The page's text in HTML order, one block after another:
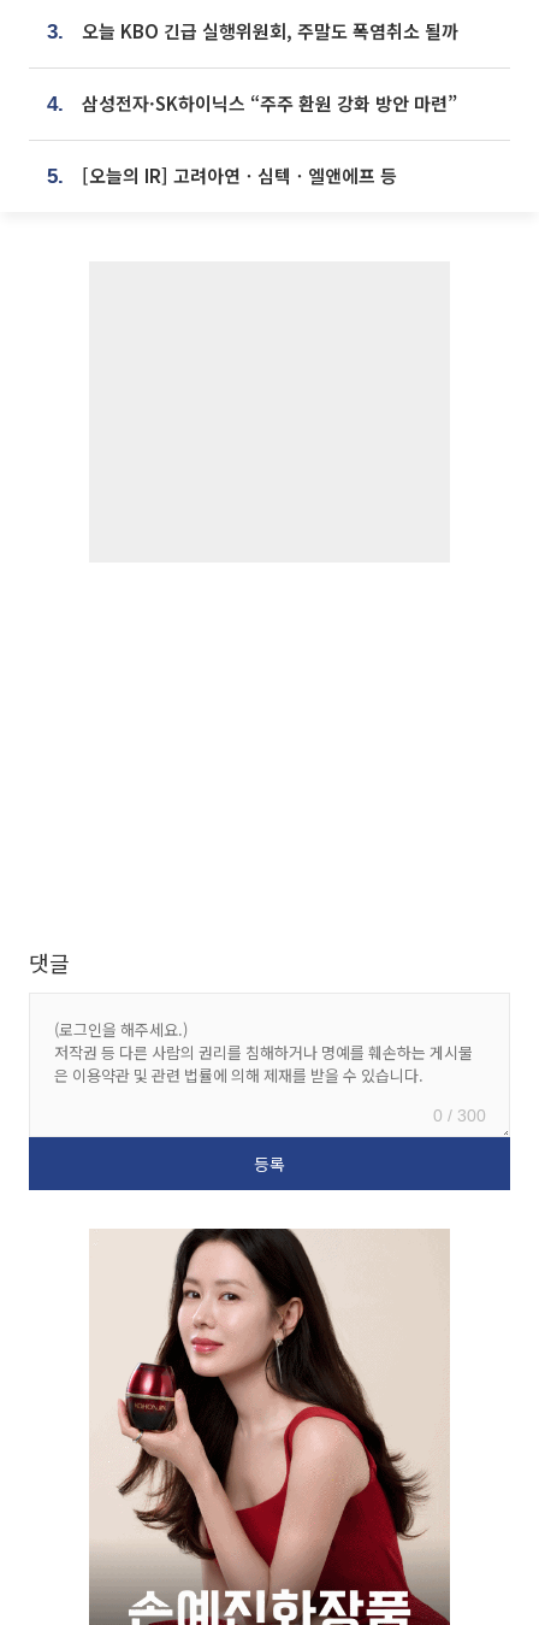
3. 오늘 KBO 긴급 실행위원회, 주말도 폭염취소 될까
4. 삼성전자·SK하이닉스 “주주 환원 강화 방안 마련”
5. [오늘의 IR] 고려아연ㆍ심텍ㆍ엘앤에프 등
댓글
0 / 300